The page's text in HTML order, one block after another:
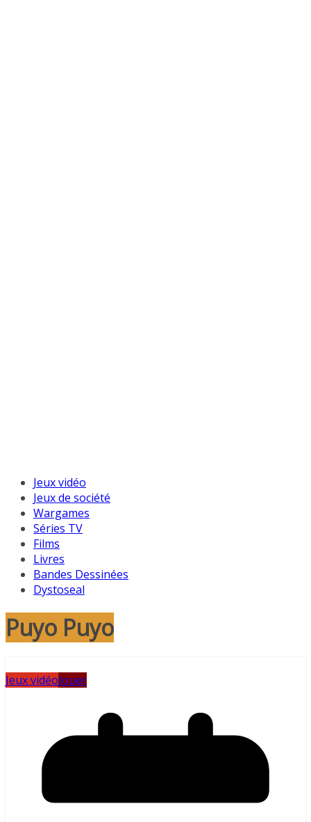
Jeux vidéo
Jeux de société
Wargames
Séries TV
Films
Livres
Bandes Dessinées
Dystoseal
Puyo Puyo
Jeux vidéoJouer